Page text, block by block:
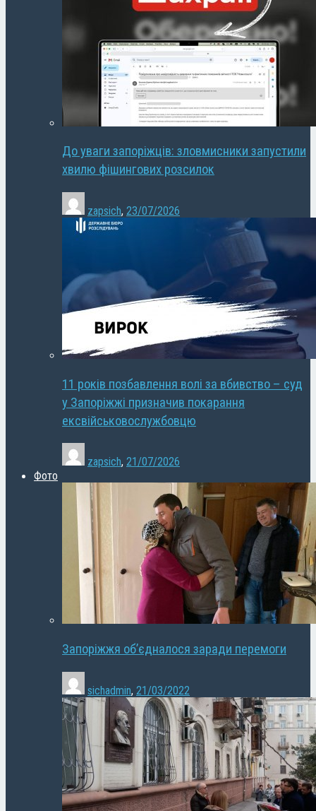
До уваги запоріжців: зловмисники запустили
хвилю фішингових розсилок
zapsich, 23/07/2026
11 років позбавлення волі за вбивство – суд
у Запоріжжі призначив покарання
ексвійськовослужбовцю
zapsich, 21/07/2026
Фото
Запоріжжя об’єдналося заради перемоги
sichadmin, 21/03/2022